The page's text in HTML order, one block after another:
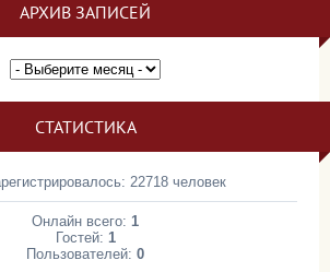
АРХИВ ЗАПИСЕЙ
СТАТИСТИКА
22718 человек
Онлайн всего: 1
Гостей: 1
Пользователей: 0